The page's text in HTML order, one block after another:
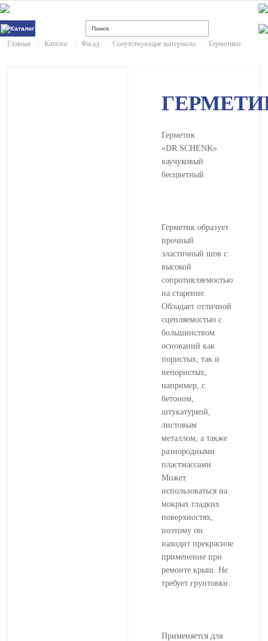
Каталог
Главная Каталог Фасад Сопутствующие материалы Герметики
Герметик
«DR.SCHENK»
каучуковый
бесцветный
Герметик образует
прочный
эластичный шов с
высокой
сопротивляемостью
на старение.
Обладает отличной
сцепляемостью с
большинством
оснований как
пористых, так и
непористых,
например, с
бетоном,
штукатуркой,
листовым
металлом, а также
разнородными
пластмассами.
Может
использоваться на
мокрых гладких
поверхностях,
поэтому он
находит прекрасное
применение при
ремонте крыш. Не
требует грунтовки.
Применяется для